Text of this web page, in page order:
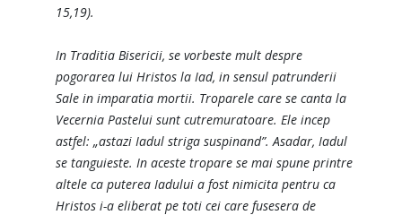
15,19).
In Traditia Bisericii, se vorbeste mult despre
pogorarea lui Hristos la Iad, in sensul patrunderii
Sale in imparatia mortii. Troparele care se canta la
Vecernia Pastelui sunt cutremuratoare. Ele incep
astfel: „astazi Iadul striga suspinand”. Asadar, Iadul
se tanguieste. In aceste tropare se mai spune printre
altele ca puterea Iadului a fost nimicita pentru ca
Hristos i-a eliberat pe toti cei care fusesera de